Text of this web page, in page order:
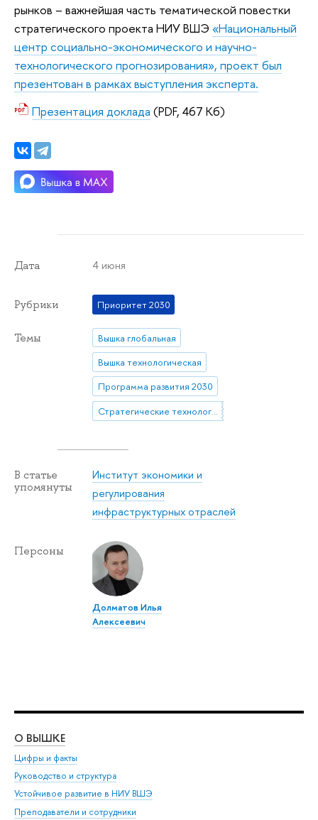
рынков – важнейшая часть тематической повестки
стратегического проекта НИУ ВШЭ «Национальный
центр социально-экономического и научно-
технологического прогнозирования», проект был
презентован в рамках выступления эксперта.
Презентация доклада (PDF, 467 Кб)
Дата 4 июня
Рубрики Приоритет 2030
Темы
Вышка глобальная
Вышка технологическая
Программа развития 2030
Стратегические технологические проекты
В статье
упомянуты
Институт экономики и
регулирования
инфраструктурных отраслей
Персоны
Долматов Илья
Алексеевич
О ВЫШКЕ
Цифры и факты
Руководство и структура
Устойчивое развитие в НИУ ВШЭ
Преподаватели и сотрудники